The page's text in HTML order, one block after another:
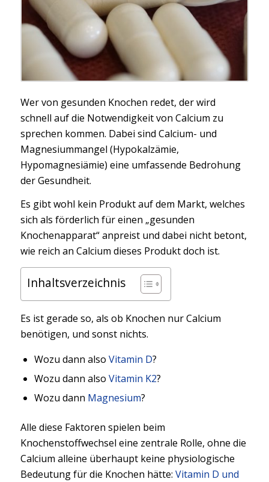
Wer von gesunden Knochen redet, der wird
schnell auf die Notwendigkeit von Calcium zu
sprechen kommen. Dabei sind Calcium- und
Magnesiummangel (Hypokalzämie,
Hypomagnesiämie) eine umfassende Bedrohung
der Gesundheit.
Es gibt wohl kein Produkt auf dem Markt, welches
sich als förderlich für einen „gesunden
Knochenapparat“ anpreist und dabei nicht betont,
wie reich an Calcium dieses Produkt doch ist.
Inhaltsverzeichnis
Es ist gerade so, als ob Knochen nur Calcium
benötigen, und sonst nichts.
Wozu dann also Vitamin D?
Wozu dann also Vitamin K2?
Wozu dann Magnesium?
Alle diese Faktoren spielen beim
Knochenstoffwechsel eine zentrale Rolle, ohne die
Calcium alleine überhaupt keine physiologische
Bedeutung für die Knochen hätte: Vitamin D und